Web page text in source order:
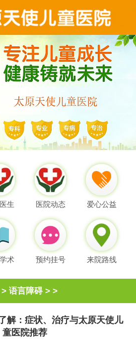
生 医院动态 爱心公益
术 预约挂号 来院路线
语言障碍> >
解：症状、治疗与太原天使儿
童医院推荐